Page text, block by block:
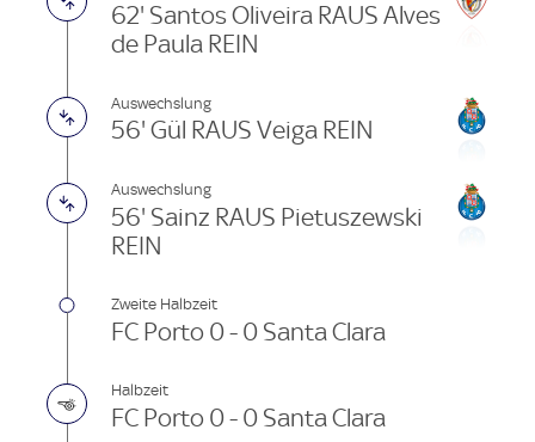
62' Santos Oliveira RAUS Alves
de Paula REIN
Auswechslung
56' Gül RAUS Veiga REIN
Auswechslung
56' Sainz RAUS Pietuszewski
REIN
Zweite Halbzeit
FC Porto 0 - 0 Santa Clara
Halbzeit
FC Porto 0 - 0 Santa Clara